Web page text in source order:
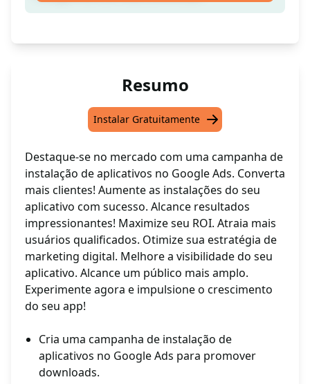
Resumo
Instalar Gratuitamente
Destaque-se no mercado com uma campanha de
instalação de aplicativos no Google Ads. Converta
mais clientes! Aumente as instalações do seu
aplicativo com sucesso. Alcance resultados
impressionantes! Maximize seu ROI. Atraia mais
usuários qualificados. Otimize sua estratégia de
marketing digital. Melhore a visibilidade do seu
aplicativo. Alcance um público mais amplo.
Experimente agora e impulsione o crescimento
do seu app!
Cria uma campanha de instalação de
aplicativos no Google Ads para promover
downloads.